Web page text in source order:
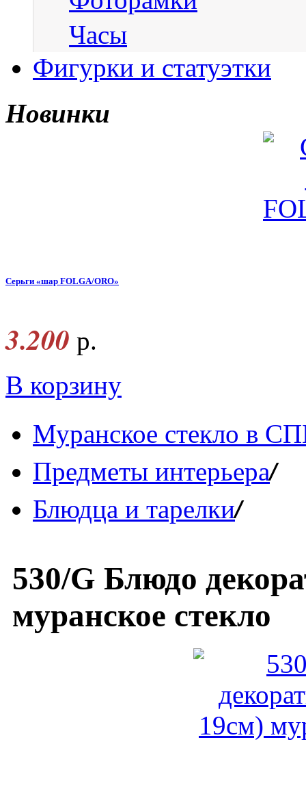
Часы
Фигурки и статуэтки
Новинки
Серьги «шар FOLGA/ORO»
3.200 р.
В корзину
Муранское стекло в
Предметы интерьера/
Блюдца и тарелки/
530/G Блюдо
муранское стекло